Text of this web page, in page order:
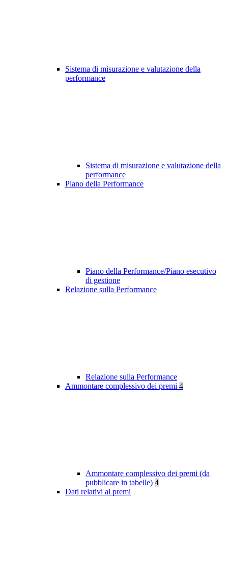
Sistema di misurazione e valutazione della
performance
Sistema di misurazione e valutazione della
performance
Piano della Performance
Piano della Performance/Piano esecutivo
di gestione
Relazione sulla Performance
Relazione sulla Performance
Ammontare complessivo dei premi 4
Ammontare complessivo dei premi (da
pubblicare in tabelle) 4
Dati relativi ai premi